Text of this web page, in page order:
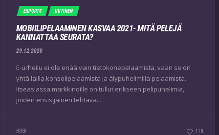
ESPORTS UUTINEN
MOBIILIPELAAMINEN KASVAA 2021- MITÄ PELEJÄ
KANNATTAA SEURATA?
29.12.2020
E-urheilu ei ole enää vain tietokonepelaamista, vaan se on
yhtä lailla konsolipelaamista ja älypuhelimilla pelaamista.
Itseasiassa markkinoille on tullut erikseen pelipuhelimia,
joiden ensisijainen tehtävä...
BOSS 118